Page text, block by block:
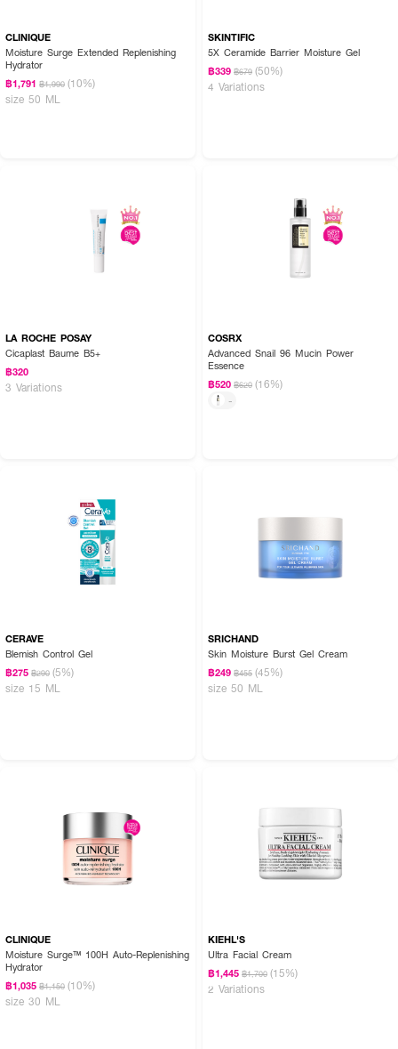
· ใช้เป็นประจำเช้าและก่อนนอน
· สามารถใช้เพิ่มเติมระหว่างวันเพื่อเพิ่มความชุ่มชื้น
CLINIQUE
Moisture Surge Extended Replenishing
Hydrator
฿1,791 ฿1,990 (10%)
size 50 ML
SKINTIFIC
5X Ceramide Barrier Moisture Gel
฿339 ฿679 (50%)
4 Variations
LA ROCHE POSAY
Cicaplast Baume B5+
฿320
3 Variations
COSRX
Advanced Snail 96 Mucin Power
Essence
฿520 ฿620 (16%)
-
CERAVE
Blemish Control Gel
฿275 ฿290 (5%)
size 15 ML
SRICHAND
Skin Moisture Burst Gel Cream
฿249 ฿455 (45%)
size 50 ML
CLINIQUE
Moisture Surge™ 100H Auto-Replenishing
Hydrator
฿1,035 ฿1,150 (10%)
size 30 ML
KIEHL'S
Ultra Facial Cream
฿1,445 ฿1,700 (15%)
2 Variations